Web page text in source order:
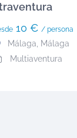
10 € / persona
Málaga, Málaga
Multiaventura